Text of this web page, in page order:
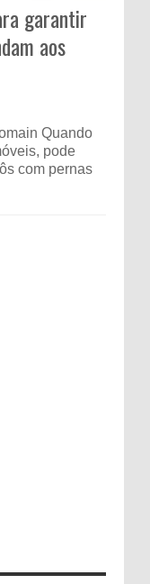
garantir
aos
Quando
pode
com pernas